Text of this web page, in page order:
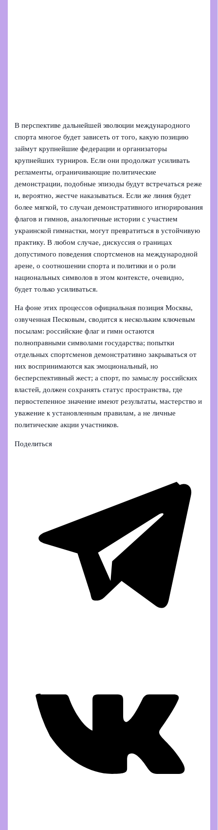
В перспективе дальнейшей эволюции международного
спорта многое будет зависеть от того, какую позицию
займут крупнейшие федерации и организаторы
крупнейших турниров. Если они продолжат усиливать
регламенты, ограничивающие политические
демонстрации, подобные эпизоды будут встречаться реже
и, вероятно, жестче наказываться. Если же линия будет
более мягкой, то случаи демонстративного игнорирования
флагов и гимнов, аналогичные истории с участием
украинской гимнастки, могут превратиться в устойчивую
практику. В любом случае, дискуссия о границах
допустимого поведения спортсменов на международной
арене, о соотношении спорта и политики и о роли
национальных символов в этом контексте, очевидно,
будет только усиливаться.
На фоне этих процессов официальная позиция Москвы,
озвученная Песковым, сводится к нескольким ключевым
посылам: российские флаг и гимн остаются
полноправными символами государства; попытки
отдельных спортсменов демонстративно закрываться от
них воспринимаются как эмоциональный, но
бесперспективный жест; а спорт, по замыслу российских
властей, должен сохранять статус пространства, где
первостепенное значение имеют результаты, мастерство и
уважение к установленным правилам, а не личные
политические акции участников.
Поделиться